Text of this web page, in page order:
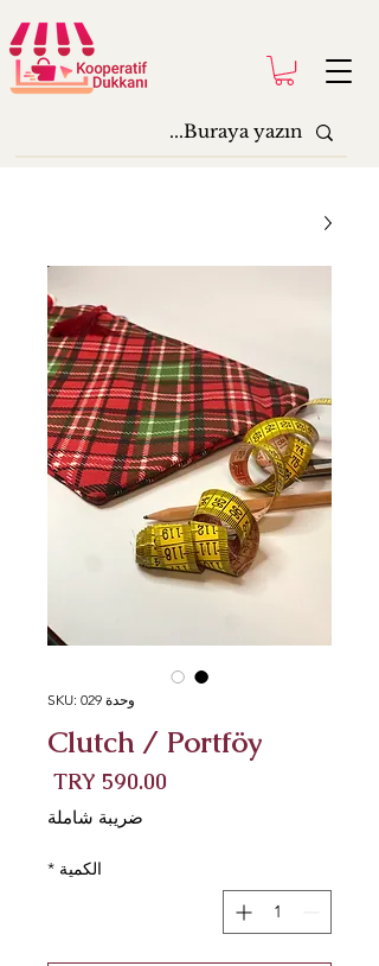
وحدة SKU: 029
Clutch / Portföy
السعر
ضريبة شاملة
الكمية *